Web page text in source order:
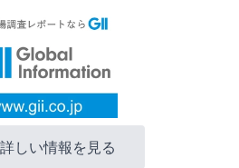
しい情報を見る